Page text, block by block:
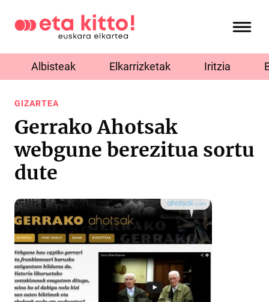
Albisteak Elkarrizketak Iritzia
GIZARTEA
Gerrako Ahotsak
webgune berezitua sortu
dute